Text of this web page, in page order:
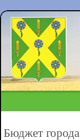
Бюджет города